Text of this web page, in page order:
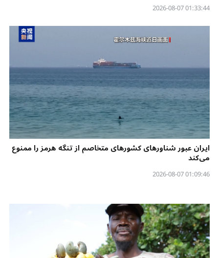
01:33:44 2026-08-07
ایران عبور شناورهای کشورهای متخاصم از تنگه هرمز را ممنوع
می‌کند
01:09:46 2026-08-07